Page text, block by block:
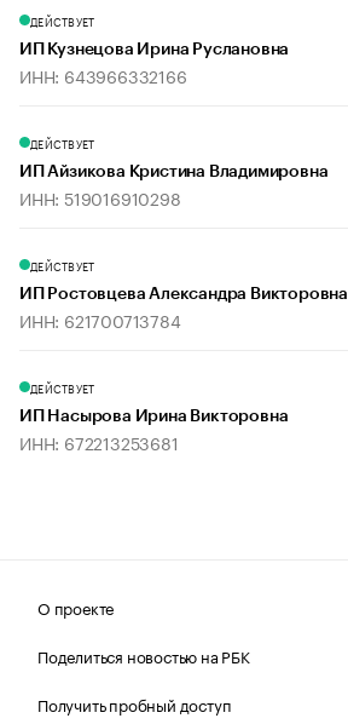
ДЕЙСТВУЕТ
ИП Кузнецова Ирина Руслановна
ИНН: 643966332166
ДЕЙСТВУЕТ
ИП Айзикова Кристина Владимировна
ИНН: 519016910298
ДЕЙСТВУЕТ
ИП Ростовцева Александра Викторовна
ИНН: 621700713784
ДЕЙСТВУЕТ
ИП Насырова Ирина Викторовна
ИНН: 672213253681
О проекте
Поделиться новостью на РБК
Получить пробный доступ